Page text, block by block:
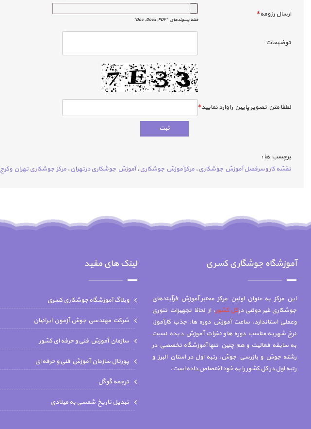
ارسال رزومه*
فقط پسوندهاي "Doc ,Docx ,PDF"
توضيحات
لطفا متن تصوير پايين را وارد نماييد*
برچسب ها :
نقشه کار وسرفصل آموزش جوشکاری ,مرکزآموزش جوشکاری ,آموزش جوشکاری درتهران ,مرکز جوشکاری تهران وکرج
آموزشگاه جوشگاری کسری
این مرکز به عنوان اولین مرکز معتبر آموزش فرآیندهای
جوشکاری غیر دولتی درکل کشور، از لحاظ تجهیزات تئوری
وعملی استاندارد، ساعت آموزش دوره ها، جذب کارآموز،
نرخ شهریه مناسب دوره ها و نفرات آموزش دیده نسبت
به سابقه فعالیت و هم چنين تنها آموزشگاه تخصصي در
رشته جوش و بازرسي جوش، رتبه اول در استان البرز و
رتبه اول در کل کشور را به خود اختصاص داده است.
لینک های مفید
وبلاگ آموزشگاه جوشکاری کسری
شركت مهندسي جوش آزمون ايرانيان
سازمان آموزش فنی و حرفه ای کشور
پورتال سازمان آموزش فنی و حرفه ای
ترجمه گوگل
تبدیل تاریخ شمسی به میلادی